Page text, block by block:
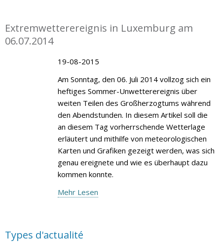
Extremwetterereignis in Luxemburg am
06.07.2014
19-08-2015
Am Sonntag, den 06. Juli 2014 vollzog sich ein
heftiges Sommer-Unwetterereignis über
weiten Teilen des Großherzogtums während
den Abendstunden. In diesem Artikel soll die
an diesem Tag vorherrschende Wetterlage
erläutert und mithilfe von meteorologischen
Karten und Grafiken gezeigt werden, was sich
genau ereignete und wie es überhaupt dazu
kommen konnte.
Mehr Lesen
Types d'actualité